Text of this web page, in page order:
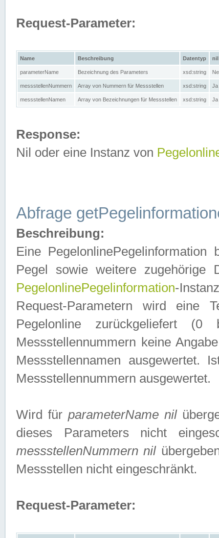
Request-Parameter:
Name Beschreibung Datentyp nil
parameterName Bezeichnung des Parameters xsd:string
messstellenNummern Array von Nummern für Messstellen xsd:string Ja
messstellenNamen Array von Bezeichnungen für Messstellen xsd:string Ja
Response:
Nil oder eine Instanz von
Abfrage
Beschreibung:
Eine
Pegel sowie weitere zugehörige
PegelonlinePegelinformation-
Request-Parametern wird eine
Pegelonline zurückgeliefert
Messstellennummern keine
Messstellennamen ausgewertet.
Messstellennummern ausgewertet.
Wird fürparameterName nil
dieses Parameters nicht
messstellenNummern nil
Messstellen nicht eingeschränkt.
Request-Parameter: